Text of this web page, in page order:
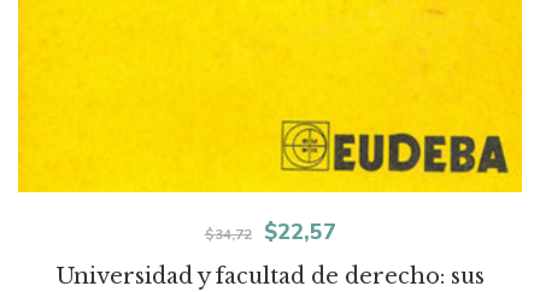
Universidad y facultad de derecho: sus
$34,72
El
precio
$22,57El
precio